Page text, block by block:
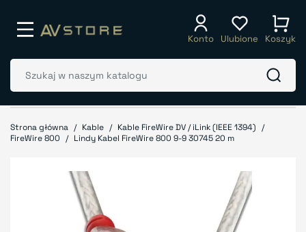
Konto Ulubione Koszyk
Strona główna Kable
Kable FireWire DV / iLink (IEEE 1394)
FireWire 800
Lindy Kabel FireWire 800 9-9 30745 20 m